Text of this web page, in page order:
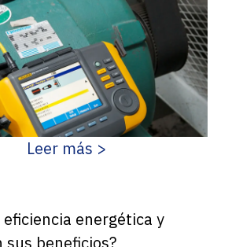
Leer más >
eficiencia energética y
sus beneficios?